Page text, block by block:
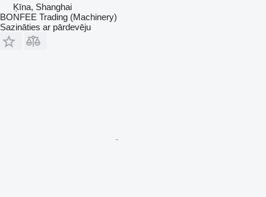
Ķīna, Shanghai
BONFEE Trading (Machinery)
Sazināties ar pārdevēju